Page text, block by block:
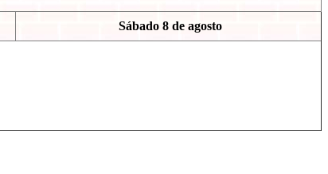
Sábado 8 de agosto